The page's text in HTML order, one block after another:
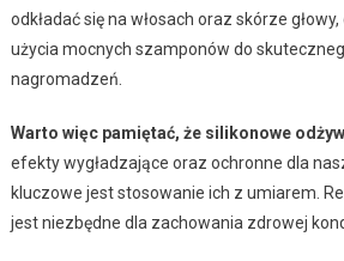
odkładać się na włosach oraz skórze
użycia mocnych szamponów do
nagromadzeń.
Warto więc pamiętać, że silikonowe
efekty wygładzające oraz ochronne dla
kluczowe jest stosowanie ich z umiarem.
jest niezbędne dla zachowania zdrowej